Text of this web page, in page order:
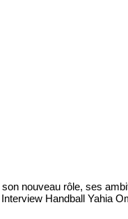
nouveau rôle, ses
Handball Yahia